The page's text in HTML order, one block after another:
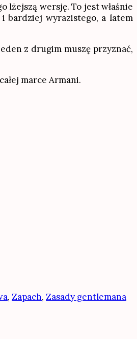
lżejszą wersję. To jest właśnie
bardziej wyrazistego, a latem
z drugim muszę przyznać,
marce Armani.
, Zapach, Zasady gentlemana